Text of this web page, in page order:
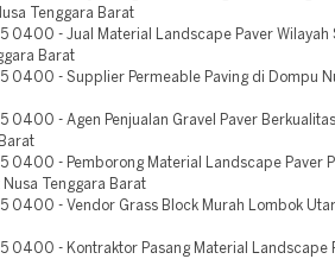
Tenggara Barat
0400 - Jual Material Landscape Paver Wilayah
Barat
0400 - Supplier Permeable Paving di Dompu
0400 - Agen Penjualan Gravel Paver
0400 - Pemborong Material Landscape Paver
Tenggara Barat
0400 - Vendor Grass Block Murah Lombok
0400 - Kontraktor Pasang Material Landscape